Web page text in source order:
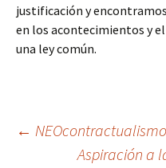
justificación y
en los acontecimientos y
una ley común.
←
Aspiración a